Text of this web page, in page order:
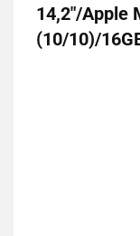
14,2"/Apple
(10/10)/